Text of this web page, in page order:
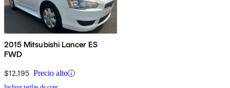
2015 Mitsubishi Lancer ES
FWD
$12,195 Precio alto